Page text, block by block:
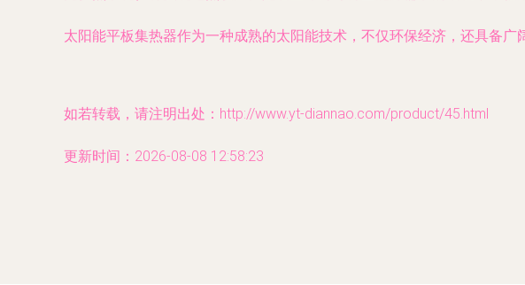
太阳能平板集热器作为一种成熟的太阳能技术，不仅环保经济，还具备
如若转载，请注明出处：http://www.yt-diannao.com/product/45.html
更新时间：2026-08-08 12:58:23